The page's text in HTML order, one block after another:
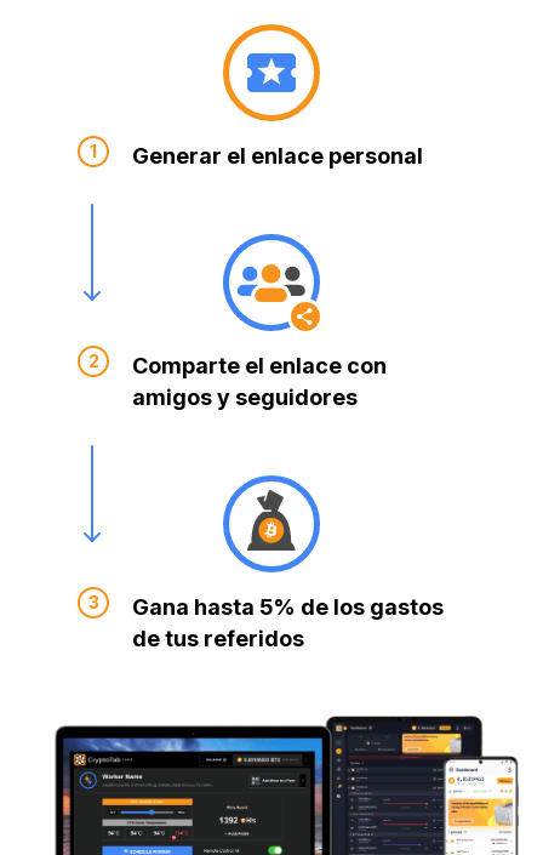
Generar el enlace personal
Comparte el enlace con
amigos y seguidores
Gana hasta 5% de los gastos
de tus referidos